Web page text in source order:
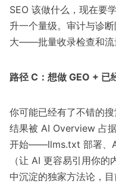
SEO 该做什么，现在要
升一个量级。审计与诊
大——批量收录检查和流
路径 C：想做 GEO + 已
你可能已经有了不错的
结果被 AI Overview 占
开始——llms.txt 部署、
（让 AI 更容易引用你
中沉淀的独家方法论，